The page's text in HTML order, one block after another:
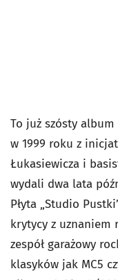
To już szósty album
w 1999 roku z
Łukasiewicza i
wydali dwa lata
Płyta „Studio
krytycy z uznaniem
zespół garażowy
klasyków jak MC5